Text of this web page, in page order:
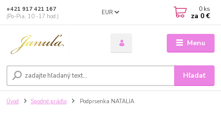
Menu
EUR
Hľadať
+421 917 421 167
(Po-Pia, 10 -17 hod.)
0 ks
za 0 €
Úvod Spodné prádlo Podprsenka NATALIA